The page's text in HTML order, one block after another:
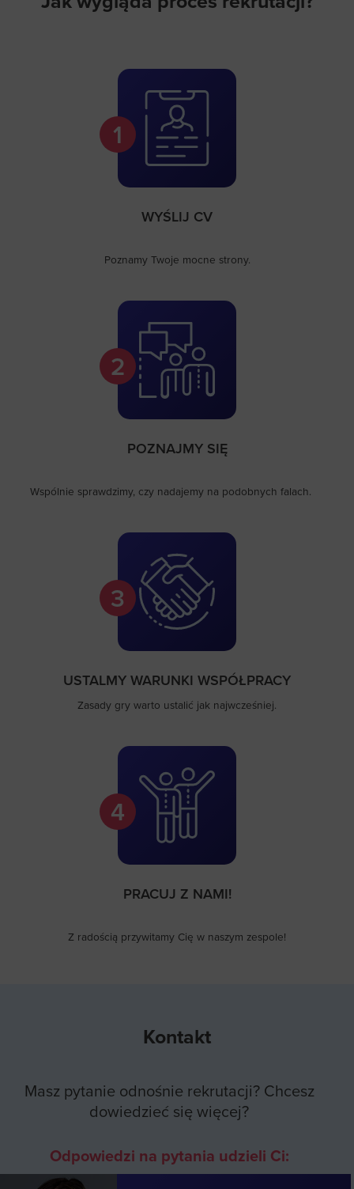
1
WYŚLIJ CV
Poznamy Twoje mocne strony.
2
POZNAJMY SIĘ
Wspólnie sprawdzimy, czy nadajemy na podobnych falach.
3
USTALMY WARUNKI WSPÓŁPRACY
Zasady gry warto ustalić jak najwcześniej.
4
PRACUJ Z NAMI!
Z radością przywitamy Cię w naszym zespole!
Kontakt
Masz pytanie odnośnie rekrutacji? Chcesz
dowiedzieć się więcej?
Odpowiedzi na pytania udzieli Ci: